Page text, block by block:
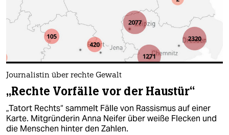
gesellschaft
kultur
sport
berlin
nord
wahrheit
Journalistin über rechte Gewalt
„Rechte Vorfälle vor der Haustür“
„Tatort Rechts“ sammelt Fälle von Rassismus auf einer
Karte. Mitgründerin Anna Neifer über weiße Flecken und
die Menschen hinter den Zahlen.